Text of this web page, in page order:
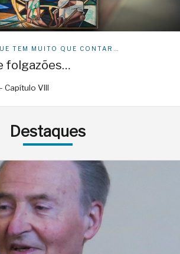
TEM MUITO QUE CONTAR…
folgazões…
Capítulo VIII
Destaques